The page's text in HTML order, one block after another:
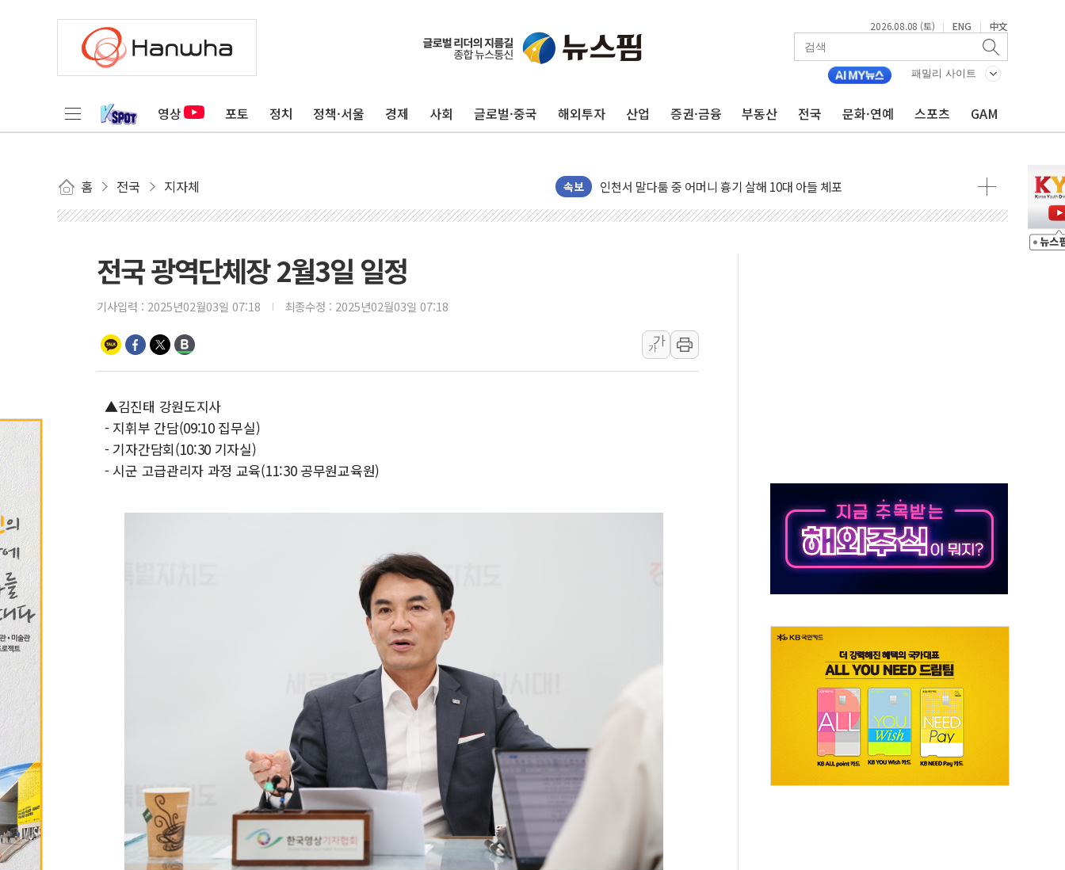
2026.08.08 (토) | ENG | 中文
패밀리 사이트
영상 포토 정치 정책·서울 경제 사회 글로벌·중국 해외투자 산업 증권·금융 부동산 전국 문화·연예 스포츠 GAM
홈 전국 지자체 속보
서울 중랑구 주택가서 흉기 난동…60대 남성 2명 숨져
여수 오동도 인근 해상서 모터보트 전복…1명 사망·1명 실종
추미애, '위안부' 피해자 기림의 날 참석..."국제적 시민 연대로 목소리 내야"
인천서 말다툼 중 어머니 흉기 살해 10대 아들 체포
'화합' 꺼낸 김민석에 '뻔뻔' 받아친 정청래…제주 연설서 신경전 고조
동해중부 전 해상 풍랑주의보…10일까지 최대 3.5m 높은 물결
인제 용대리 계곡서 수위 상승으로 피서객 7명 고립…전원 구조
동해시, 11~14일 '별똥별 멍' 운영…페르세우스 유성우 관측
강원 중·남부 동해안 시간당 50mm 이상 폭우…호우경보 발효
오세훈 "용산공원 주택 검토, 민주당 스스로 원칙 뒤집는 것"
전국 광역단체장 2월3일 일정
기사입력 : 2025년02월03일 07:18 최종수정 : 2025년02월03일 07:18
가
가
▲김진태 강원도지사
- 지휘부 간담(09:10 집무실)
- 기자간담회(10:30 기자실)
- 시군 고급관리자 과정 교육(11:30 공무원교육원)